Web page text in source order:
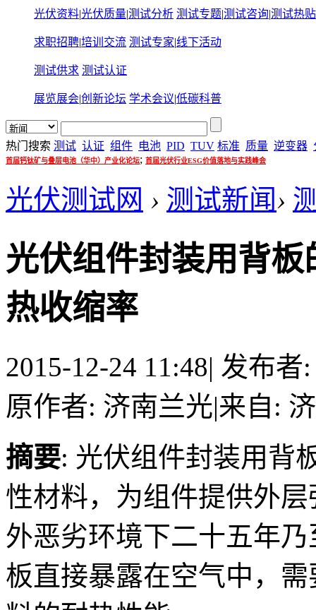
光伏资料|光伏质量|测试分析 测试专题|测试咨询|测试热贴
求职招聘|培训交流 测试专家|线下活动
测试供求 测试认证
展览展会|创新论坛 学术会议|低碳科普
热门搜索 测试 认证 组件 电池 PID TUV 标准 质量 逆变器
首届钙钛矿与叠层电池（华中）产业化论坛; 首届光伏行业ESG价值落地与实践峰会
光伏测试网 › 测试新闻›
光伏组件封装用背
热收缩率
2015-12-24 11:48| 发布者
原作者: 济南兰光|来自:
摘要: 光伏组件封装用背
性材料，为组件提供外
外恶劣环境下二十五年
板直接暴露在空气中，